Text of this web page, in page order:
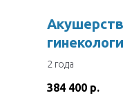
2 года
384 400 р.